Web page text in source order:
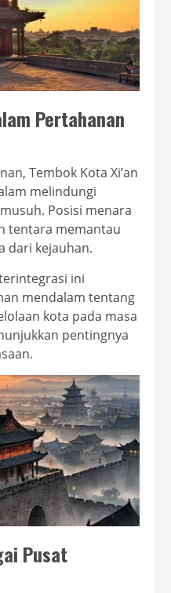
Pertahanan
Tembok Kota Xi’an
melindungi
Posisi menara
tentara memantau
dari kejauhan.
ini
mendalam tentang
kota pada masa
pentingnya
Pusat